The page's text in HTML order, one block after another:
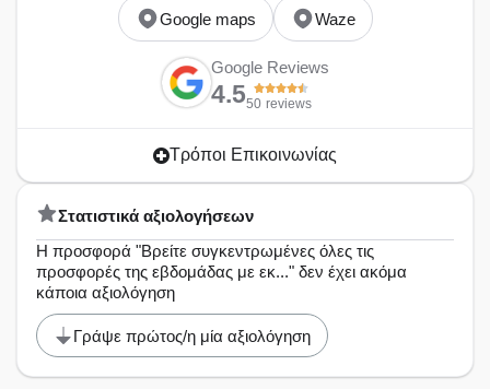
Στατιστικά αξιολογήσεων
Η προσφορά "Βρείτε συγκεντρωμένες όλες τις
προσφορές της εβδομάδας με εκ..." δεν έχει ακόμα
κάποια αξιολόγηση
Γράψε πρώτος/η μία αξιολόγηση
Google maps Waze
Google Reviews
4.550 reviews
Τρόποι Επικοινωνίας